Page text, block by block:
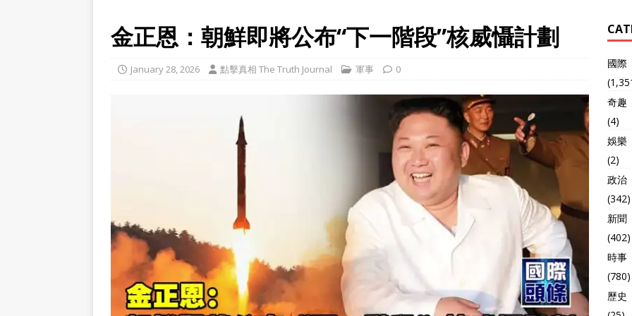
金正恩：朝鮮即將公布“下一階段”核威懾計劃
January 28, 2026 點擊真相 The Truth Journal 軍事 0
國際
奇趣
(4)
娛樂
(2)
政治
(342)
新聞
(402)
時事
(780)
歷史